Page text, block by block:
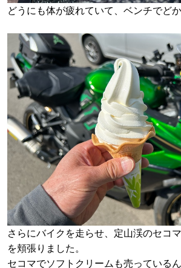
どうにも体が疲れていて、ベンチでど
さらにバイクを走らせ、定山渓のセコ
を頬張りました。
セコマでソフトクリームも売っている